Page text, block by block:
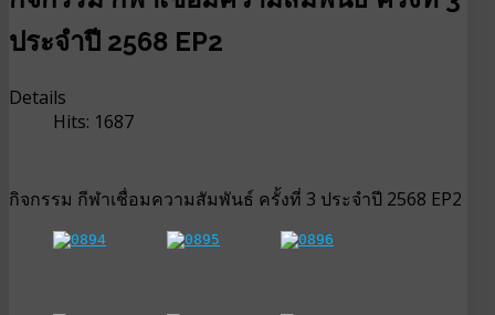
ประจำปี 2568 EP2
Details
Hits: 1687
กิจกรรม กีฬาเชื่อมความสัมพันธ์ ครั้งที่ 3 ประจำปี 2568 EP2